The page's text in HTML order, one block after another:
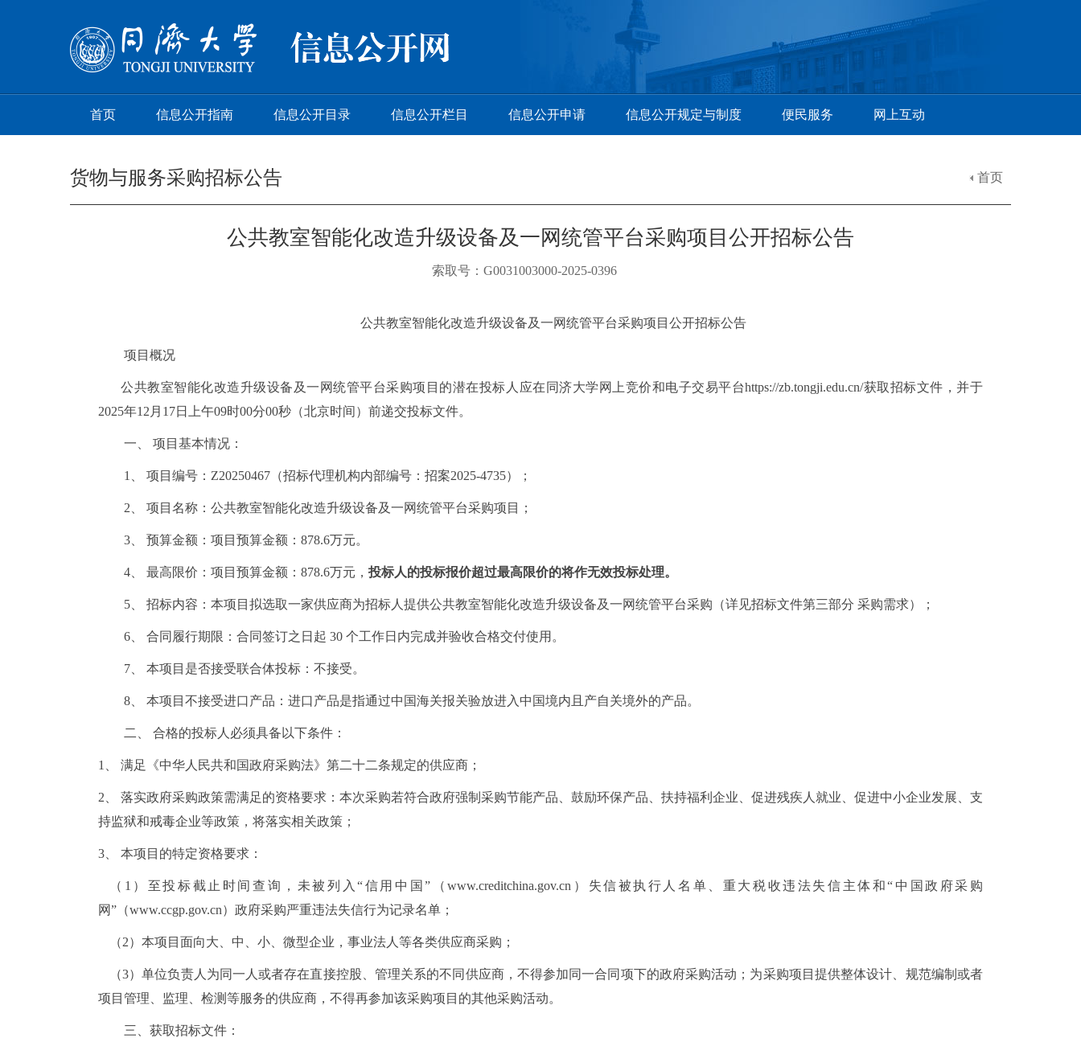
首页 信息公开指南 信息公开目录 信息公开栏目 信息公开申请 信息公开规定与制度 便民服务 网上互动
货物与服务采购招标公告 首页
公共教室智能化改造升级设备及一网统管平台采购项目公开招标公告
索取号：G0031003000-2025-0396
公共教室智能化改造升级设备及一网统管平台采购项目公开招标公告
项目概况
公共教室智能化改造升级设备及一网统管平台采购项目的潜在投标人应在同济大学网上竞价和电子交易平台https://zb.tongji.edu.cn/获取招标文件，并于
2025年1 2 月 17日上午09时00分00秒（北京时间）前递交投标文件。
一、 项目基本情况 ：
1、 项目编号： Z20250467（招标代理机构内部编号：招案2025-4735） ；
2、 项目名称：公共教室智能化改造升级设备及一网统管平台采购项目；
3、 预算金额：项目预算金额： 878.6万元。
4、 最高限价：项目预算金额： 878.6万元 ， 投标人的投标报价超过最高限价的将作无效投标处理。
5、 招标内容：本项目拟选取一家供应商为招标人提供公共教室智能化改造升级设备及一网统管平台采购（详见招标文件第三部分 采购需求）；
6、 合同履行期限：合同签订之日起 30 个工作日内完成并验收合格交付使用。
7、 本项目是否接受联合体投标：不接受。
8、 本项目不接受进口产品：进口产品是指通过中国海关报关验放进入中国境内且产自关境外的产品。
二、 合格的投标人必须具备以下条件：
1、 满足《中华人民共和国政府采购法》第二十二条规定的供应商；
2、 落实政府采购政策需满足的资格要求：本次采购若符合政府强制采购节能产品、鼓励环保产品、扶持福利企业、促进残疾人就业、促进中小企业发展、支
持监狱和戒毒企业等政策，将落实相关政策；
3、 本项目的特定资格要求：
（ 1）至投标截止时间查询，未被列入“信用中国”（www.creditchina.gov.cn）失信被执行人名单、重大税收违法失信主体和“中国政府采购
网”（www.ccgp.gov.cn）政府采购严重违法失信行为记录名单；
（2）本项目面向大、中、小、微型企业，事业法人等各类供应商采购；
（3）单位负责人为同一人或者存在直接控股、管理关系的不同供应商，不得参加同一合同项下的政府采购活动；为采购项目提供整体设计、规范编制或者
项目管理、监理、检测等服务的供应商，不得再参加该采购项目的其他采购活动。
三、 获取招标文件：